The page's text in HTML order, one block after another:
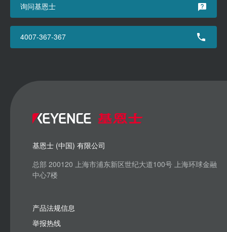
询问基恩士
4007-367-367
基恩士 (中国) 有限公司
总部 200120 上海市浦东新区世纪大道100号 上海环球金融
中心7楼
产品法规信息
举报热线